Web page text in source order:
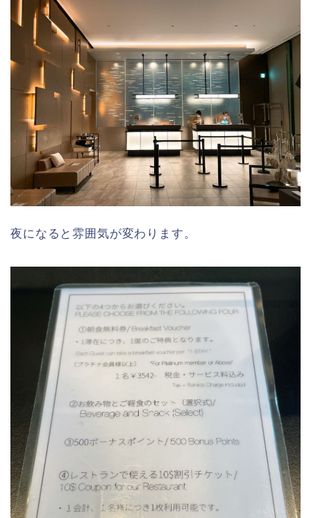
夜になると雰囲気が変わります。